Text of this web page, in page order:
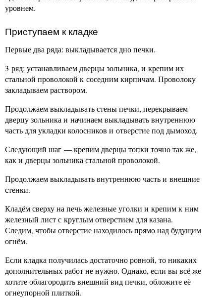
уровнем.
Приступаем к кладке
Первые два ряда: выкладывается дно печки.
3 ряд: устанавливаем дверцы зольника, и крепим их
стальной проволокой к соседним кирпичам. Проволоку
закладываем раствором.
Продолжаем выкладывать стены печки, перекрываем
дверцу зольника и начинаем выкладывать внутреннюю
часть для укладки колосников и отверстие под дымоход.
Следующий шаг — крепим дверцы топки точно так же,
как и дверцы зольника стальной проволокой.
Продолжаем выкладывать внутреннюю часть и внешние
стенки.
Кладём сверху на печь железные уголки и крепим к ним
железный лист с круглым отверстием для казана.
Следим, чтобы отверстие находилось прямо над будущим
огнём.
Если кладка получилась достаточно ровной, то никаких
дополнительных работ не нужно. Однако, если вы всё же
хотите облагородить внешний вид печки, обложите её
огнеупорной плиткой.